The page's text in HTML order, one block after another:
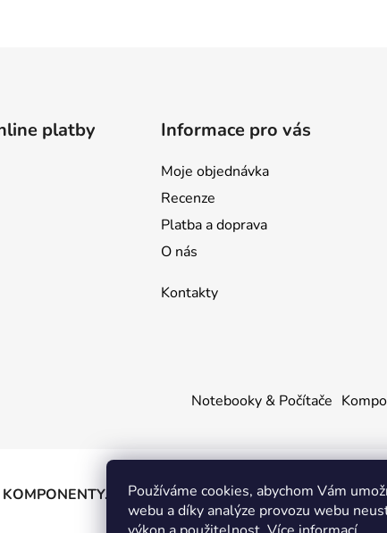
Používáme cookies, abychom Vám
webu a díky analýze provozu webu
platby Informace pro vás
Moje objednávka
Recenze
Platba a doprava
O nás
Kontakty
Notebooky & Počítače
KOMPONENTY.NET / WIZIT.EU. Všechna práva vyhrazena.